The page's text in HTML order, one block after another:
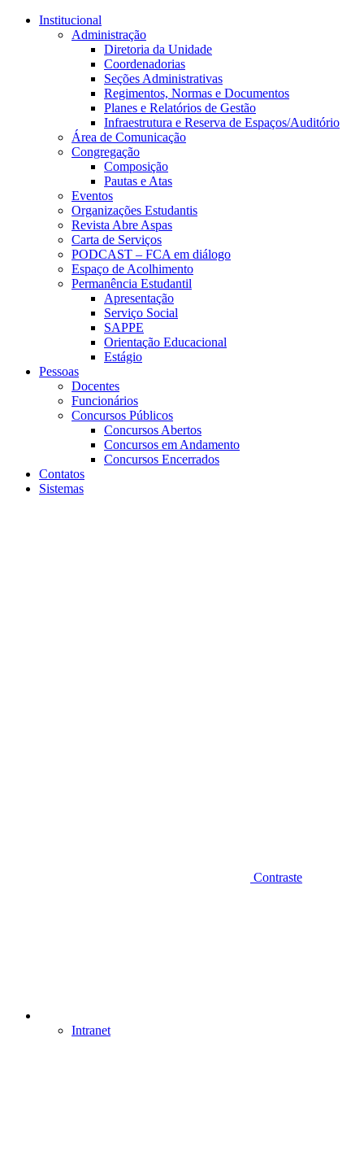
Conteúdo principal
Institucional
Administração
Diretoria da Unidade
Coordenadorias
Seções Administrativas
Regimentos, Normas e Documentos
Planes e Relatórios de Gestão
Infraestrutura e Reserva de Espaços/Auditório
Área de Comunicação
Congregação
Composição
Pautas e Atas
Eventos
Organizações Estudantis
Revista Abre Aspas
Carta de Serviços
PODCAST – FCA em diálogo
Espaço de Acolhimento
Permanência Estudantil
Apresentação
Serviço Social
SAPPE
Orientação Educacional
Estágio
Pessoas
Docentes
Funcionários
Concursos Públicos
Concursos Abertos
Concursos em Andamento
Concursos Encerrados
Contatos
Sistemas
Contraste
Intranet